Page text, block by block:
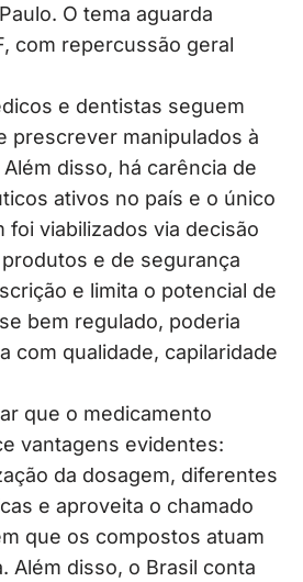
O tema aguarda
com repercussão geral
e dentistas seguem
prescrever manipulados à
disso, há carência de
ativos no país e o único
foi viabilizados via decisão
e de segurança
e limita o potencial de
bem regulado, poderia
com qualidade, capilaridade
que o medicamento
vantagens evidentes:
da dosagem, diferentes
e aproveita o chamado
que os compostos atuam
Além disso, o Brasil conta